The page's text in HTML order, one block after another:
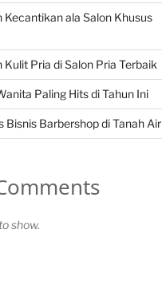
Kecantikan ala Salon Khusus
Pria di Salon Pria Terbaik
Paling Hits di Tahun Ini
Bisnis Barbershop di Tanah Air
show.